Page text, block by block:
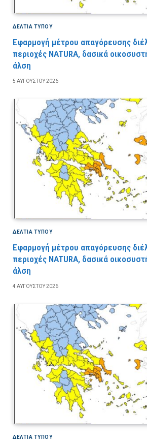
ΔΕΛΤΙΑ ΤΥΠΟΥ
Εφαρμογή μέτρου απαγόρευσης
περιοχές NATURA, δασικά
άλση
5 ΑΥΓΟΎΣΤΟΥ 2026
ΔΕΛΤΙΑ ΤΥΠΟΥ
Εφαρμογή μέτρου απαγόρευσης
περιοχές NATURA, δασικά
άλση
4 ΑΥΓΟΎΣΤΟΥ 2026
ΔΕΛΤΙΑ ΤΥΠΟΥ